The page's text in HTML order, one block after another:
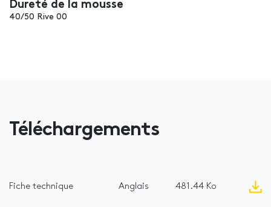
Dureté de la mousse
40/50 Rive 00
Téléchargements
Fiche technique Anglais 481.44 Ko